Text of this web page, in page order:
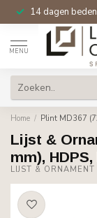
14 dagen
MENU
Home / Plint MD367
Lijst &
mm),
LIJST & ORNAMENT